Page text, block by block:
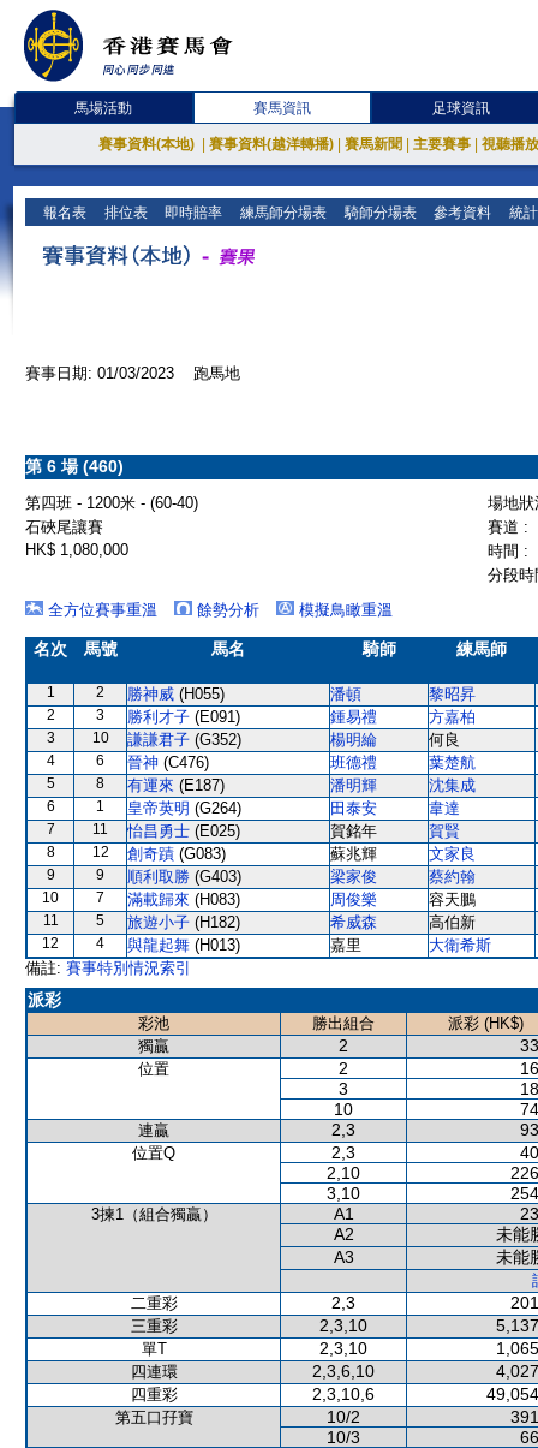
馬場活動 賽馬資訊 足球資訊
賽事資料(本地) 賽事資料(越洋轉播) 賽馬新聞 主要賽事 視聽播
報名表 排位表 即時賠率 練馬師分場表 騎師分場表 參考資料 統
賽事日期: 01/03/2023 跑馬地
第 6 場 (460)
第四班 - 1200米 - (60-40)
場地
石硤尾讓賽
賽道 :
HK$ 1,080,000
時間 :
分段
全方位賽事重溫
餘勢分析 模擬鳥瞰重溫
名次 馬號 馬名 騎師 練馬師
1 2 勝神威 (H055) 潘頓 黎昭昇
2 3 勝利才子 (E091) 鍾易禮 方嘉柏
3 10 謙謙君子 (G352) 楊明綸 何良
4 6 晉神 (C476) 班德禮 葉楚航
5 8 有運來 (E187) 潘明輝 沈集成
6 1 皇帝英明 (G264) 田泰安 韋達
7 11 怡昌勇士 (E025) 賀銘年 賀賢
8 12 創奇蹟 (G083) 蘇兆輝 文家良
9 9 順利取勝 (G403) 梁家俊 蔡約翰
10 7 滿載歸來 (H083) 周俊樂 容天鵬
11 5 旅遊小子 (H182) 希威森 高伯新
12 4 與龍起舞 (H013) 嘉里
大衛希斯
備註: 賽事特別情況索引
派彩
彩池 勝出組合
派彩 (HK$)
獨贏
2
位置 2
3
10
連贏 2,3
位置Q 2,3
2,10
3,10
3揀1（組合獨贏） A1
A2
未能
A3
未能
二重彩
2,3
三重彩 2,3,10
單T 2,3,10
四連環 2,3,6,10
四重彩 2,3,10,6
第五口孖寶 10/2
10/3